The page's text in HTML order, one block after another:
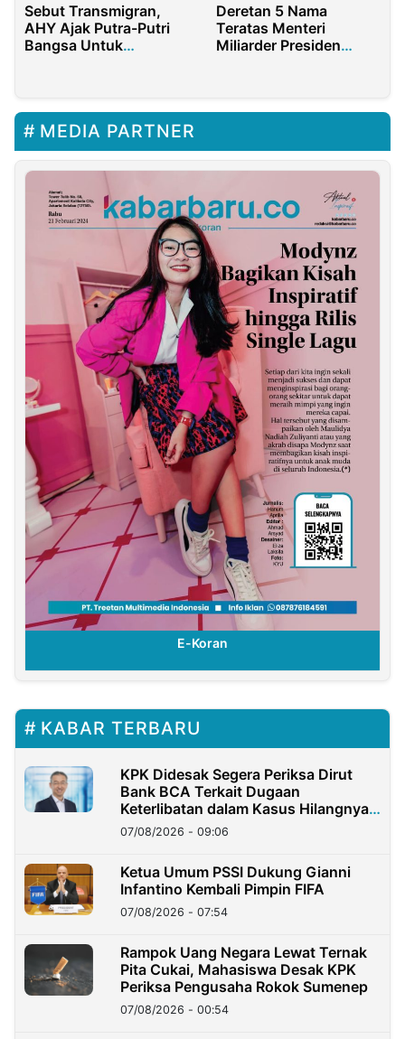
Sebut Transmigran,
AHY Ajak Putra-Putri
Bangsa Untuk
Deretan 5 Nama
Teratas Menteri
Miliarder Presiden
MEDIA PARTNER
E-Koran
KABAR TERBARU
KPK Didesak Segera Periksa Dirut
Bank BCA Terkait Dugaan
Keterlibatan dalam Kasus Hilangnya
Dana Nasabah Rp2,58 Miliar
07/08/2026 - 09:06
Ketua Umum PSSI Dukung Gianni
Infantino Kembali Pimpin FIFA
07/08/2026 - 07:54
Rampok Uang Negara Lewat Ternak
Pita Cukai, Mahasiswa Desak KPK
Periksa Pengusaha Rokok Sumenep
07/08/2026 - 00:54